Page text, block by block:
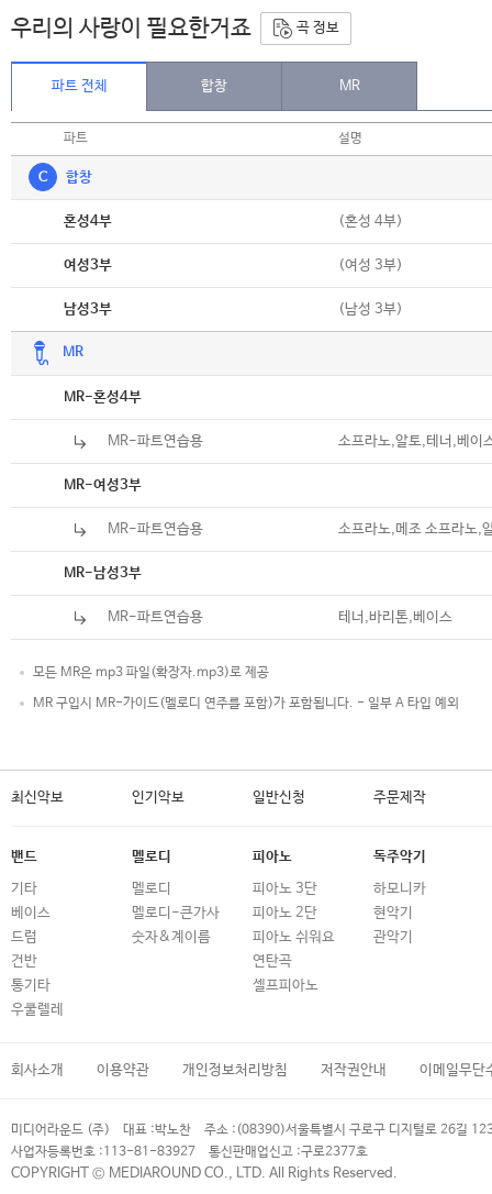
우리의 사랑이 필요한거죠 곡 정보
파트 전체 합창 MR
파트 설명
C 합창
혼성4부 (혼성 4부)
여성3부 (여성 3부)
남성3부 (남성 3부)
MR
MR-혼성4부
MR-파트연습용 소프라노,알토,테너,베이
MR-여성3부
MR-파트연습용 소프라노,메조 소프라노,
MR-남성3부
MR-파트연습용 테너,바리톤,베이스
모든 MR은 mp3 파일(확장자.mp3)로 제공
MR 구입시 MR-가이드(멜로디 연주를 포함)가 포함됩니다. - 일부 A 타입 예외
최신악보 인기악보 일반신청 주문제작
밴드
기타
베이스
드럼
건반
통기타
우쿨렐레
멜로디
멜로디
멜로디-큰가사
숫자&계이름
피아노
피아노 3단
피아노 2단
피아노 쉬워요
연탄곡
셀프피아노
독주악기
하모니카
현악기
관악기
회사소개 이용약관 개인정보처리방침 저작권안내 이메일무단
미디어라운드 (주) 대표 :박노찬 주소 : (08390)서울특별시 구로구 디지털로 26길
사업자등록번호 :113-81-83927 통신판매업신고 :구로2377호
COPYRIGHT © MEDIAROUND CO., LTD. All Rights Reserved.